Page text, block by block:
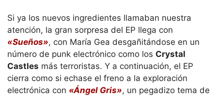
Si ya los nuevos ingredientes llamaban nuestra
atención, la gran sorpresa del EP llega con
«Sueños», con María Gea desgañitándose en un
número de punk electrónico como los Crystal
Castles más terroristas. Y a continuación, el EP
cierra como si echase el freno a la exploración
electrónica con «Ángel Gris», un pegadizo tema de